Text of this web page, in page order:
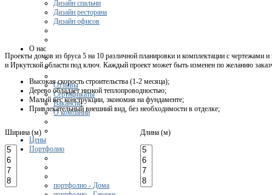
Дизайн спальни
Дизайн ресторана
Дизайн офисов
О нас
Отзывы
Сертификаты
Вакансии
О компании
Цены
Портфолио
портфолио - Дома
Проекты домов из бруса 5 на 10 различной планировки и комплектации с чертежами
и Иркутской области под ключ. Каждый проект может быть изменен по желанию
Высокая скорость строительства (1-2 месяца);
Дерево обладает низкой теплопроводностью;
Малый вес конструкции, экономия на фундаменте;
Привлекательный внешний вид, без необходимости в отделке;
Ширина (м) Длина (м)